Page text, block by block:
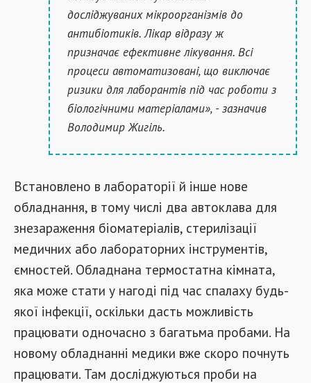
досліджуваних мікроорганізмів до
антибіотиків. Лікар відразу ж
призначає ефективне лікування. Всі
процеси автоматизовані, що виключає
ризики для лаборантів під час роботи з
біологічними матеріалами», - зазначив
Володимир Жигіль.
Встановлено в лабораторії й інше нове
обладнання, в тому числі два автоклава для
знезараження біоматеріалів, стерилізації
медичних або лабораторних інструментів,
ємностей. Обладнана термостатна кімната,
яка може стати у нагоді під час спалаху будь-
якої інфекції, оскільки дасть можливість
працювати одночасно з багатьма пробами. На
новому обладнанні медики вже скоро почнуть
працювати. Там досліджуються проби на